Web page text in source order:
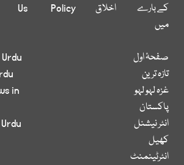
کے بارے
میں
اخلاق
Policy
Us
صفحۂ اول
تازہ ترین
غزہ لہو لہو
پاکستان
انٹر نیشنل
کھیل
انٹرٹینمنٹ
in